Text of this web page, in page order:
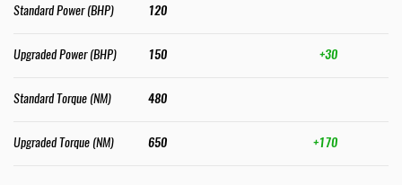
Standard Power (BHP) 120
Upgraded Power (BHP) 150 +30
Standard Torque (NM) 480
Upgraded Torque (NM) 650 +170